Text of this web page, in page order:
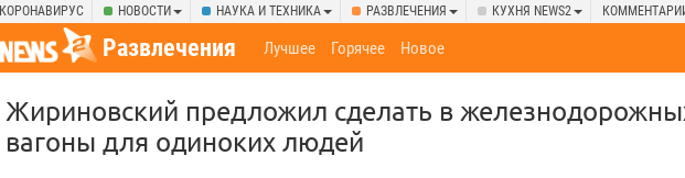
КОРОНАВИРУС НОВОСТИ НАУКА И ТЕХНИКА РАЗВЛЕЧЕНИЯ КУХНЯ NEWS2
Развлечения Лучшее Горячее Новое
Жириновский предложил сделать в
вагоны для одиноких людей